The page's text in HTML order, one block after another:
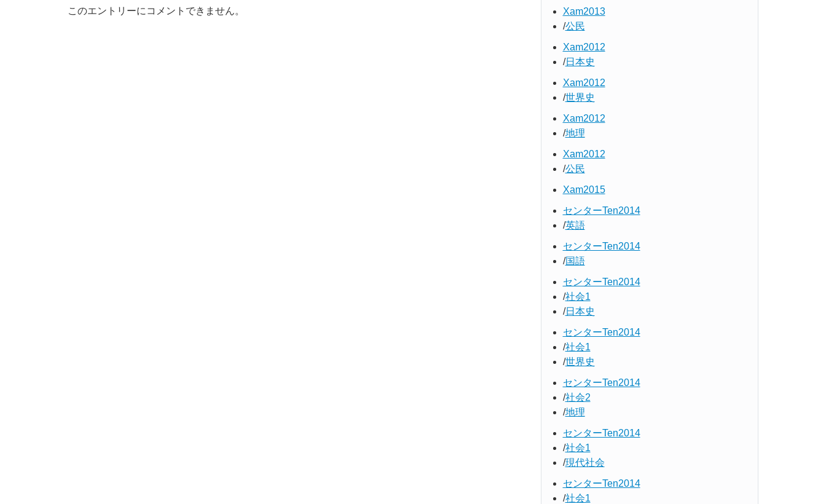
このエントリーにコメントできません。
Xam2013
公民
Xam2012
日本史
Xam2012
世界史
Xam2012
地理
Xam2012
公民
Xam2015
センターTen2014
英語
センターTen2014
国語
センターTen2014
社会1
日本史
センターTen2014
社会1
世界史
センターTen2014
社会2
地理
センターTen2014
社会1
現代社会
センターTen2014
社会1